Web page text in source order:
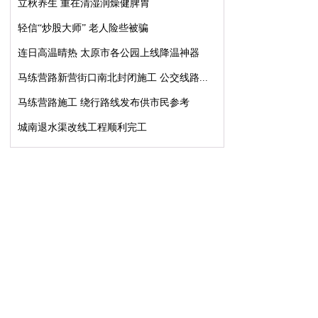
立秋养生 重在清湿润燥健脾胃
轻信“炒股大师” 老人险些被骗
连日高温晴热 太原市各公园上线降温神器
马练营路新营街口南北封闭施工 公交线路...
马练营路施工 绕行路线发布供市民参考
城南退水渠改线工程顺利完工